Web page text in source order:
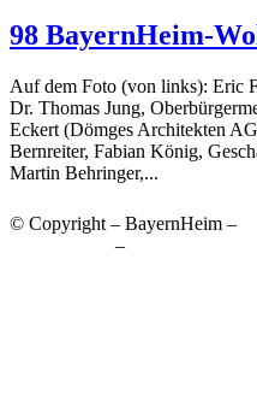
98 BayernHeim-
Auf dem Foto (von links): Eric
Dr. Thomas Jung,
Eckert (Dömges Architekten
Bernreiter, Fabian König,
Martin Behringer,...
© Copyright – BayernHeim –
–